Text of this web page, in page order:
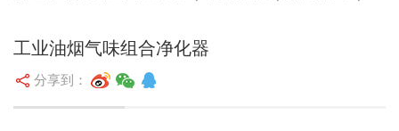
工业油烟气味组合净化器
分享到：